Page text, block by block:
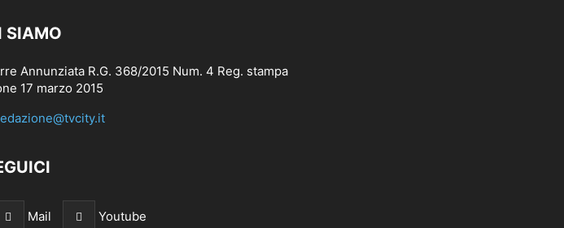
SIAMO
Annunziata R.G. 368/2015 Num. 4 Reg. stampa
17 marzo 2015
Mail Youtube